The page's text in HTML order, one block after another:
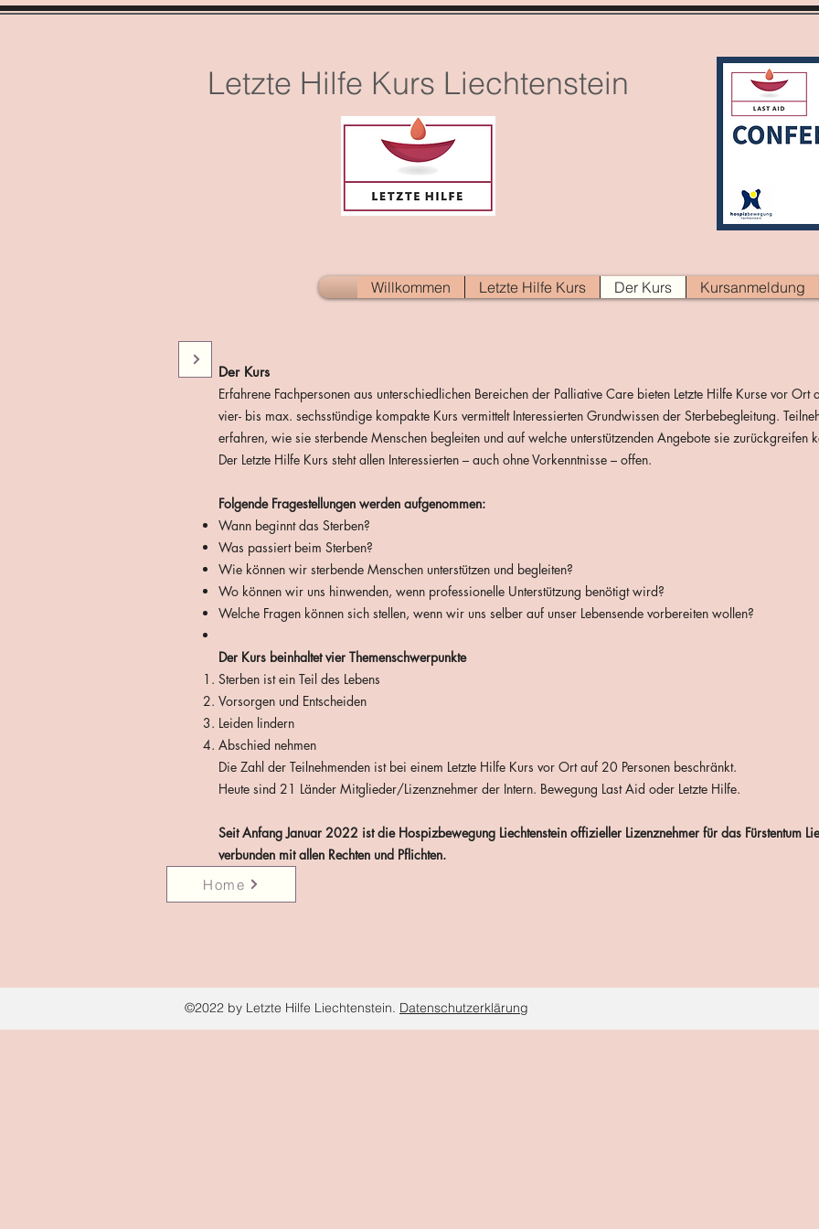
Letzte Hilfe Kurs Liechtenstein
Willkommen Letzte Hilfe Kurs Der Kurs Kursanmeldung
Der Kurs
Erfahrene Fachpersonen aus unterschiedlichen Bereichen der Palliative Care bieten Letzte Hilfe Kurse vor Ort
vier- bis max. sechsstündige kompakte Kurs vermittelt Interessierten Grundwissen der Sterbebegleitung.
erfahren, wie sie sterbende Menschen begleiten und auf welche unterstützenden Angebote sie zurückgreifen
Der Letzte Hilfe Kurs steht allen Interessierten – auch ohne Vorkenntnisse – offen.
Folgende Fragestellungen werden aufgenommen:
Wann beginnt das Sterben?
Was passiert beim Sterben?
Wie können wir sterbende Menschen unterstützen und begleiten?
Wo können wir uns hinwenden, wenn professionelle Unterstützung benötigt wird?
Welche Fragen können sich stellen, wenn wir uns selber auf unser Lebensende vorbereiten wollen?
Der Kurs beinhaltet vier Themenschwerpunkte
Sterben ist ein Teil des Lebens
Vorsorgen und Entscheiden
Leiden lindern
Abschied nehmen
Die Zahl der Teilnehmenden ist bei einem Letzte Hilfe Kurs vor Ort auf 20 Personen beschränkt.
Heute sind 21 Länder Mitglieder/Lizenznehmer der Intern. Bewegung Last Aid oder Letzte Hilfe.
Seit Anfang Januar 2022 ist die Hospizbewegung Liechtenstein offizieller Lizenznehmer für das Fürstentum
verbunden mit allen Rechten und Pflichten.
Home
©2022 by Letzte Hilfe Liechtenstein. Datenschutzerklärung